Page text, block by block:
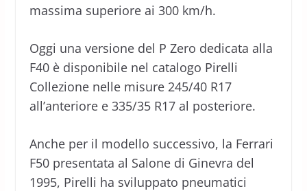
massima superiore ai 300 km/h.
Oggi una versione del P Zero dedicata alla
F40 è disponibile nel catalogo Pirelli
Collezione nelle misure 245/40 R17
all’anteriore e 335/35 R17 al posteriore.
Anche per il modello successivo, la Ferrari
F50 presentata al Salone di Ginevra del
1995, Pirelli ha sviluppato pneumatici